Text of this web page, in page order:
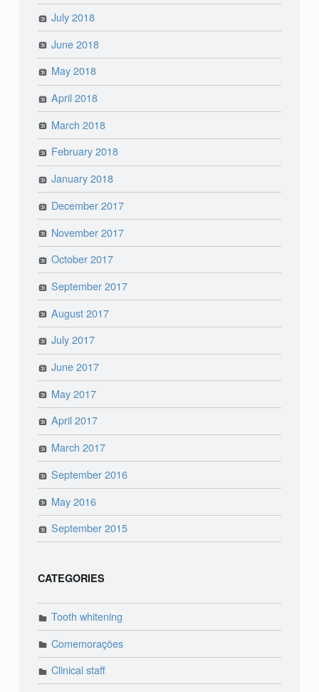
July 2018
June 2018
May 2018
April 2018
March 2018
February 2018
January 2018
December 2017
November 2017
October 2017
September 2017
August 2017
July 2017
June 2017
May 2017
April 2017
March 2017
September 2016
May 2016
September 2015
CATEGORIES
Tooth whitening
Comemorações
Clinical staff